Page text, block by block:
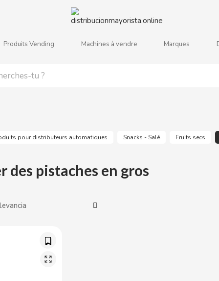
Produits Vending Machines à vendre Marques
pour distributeurs automatiques Snacks - Salé Fruits secs
des pistaches en gros